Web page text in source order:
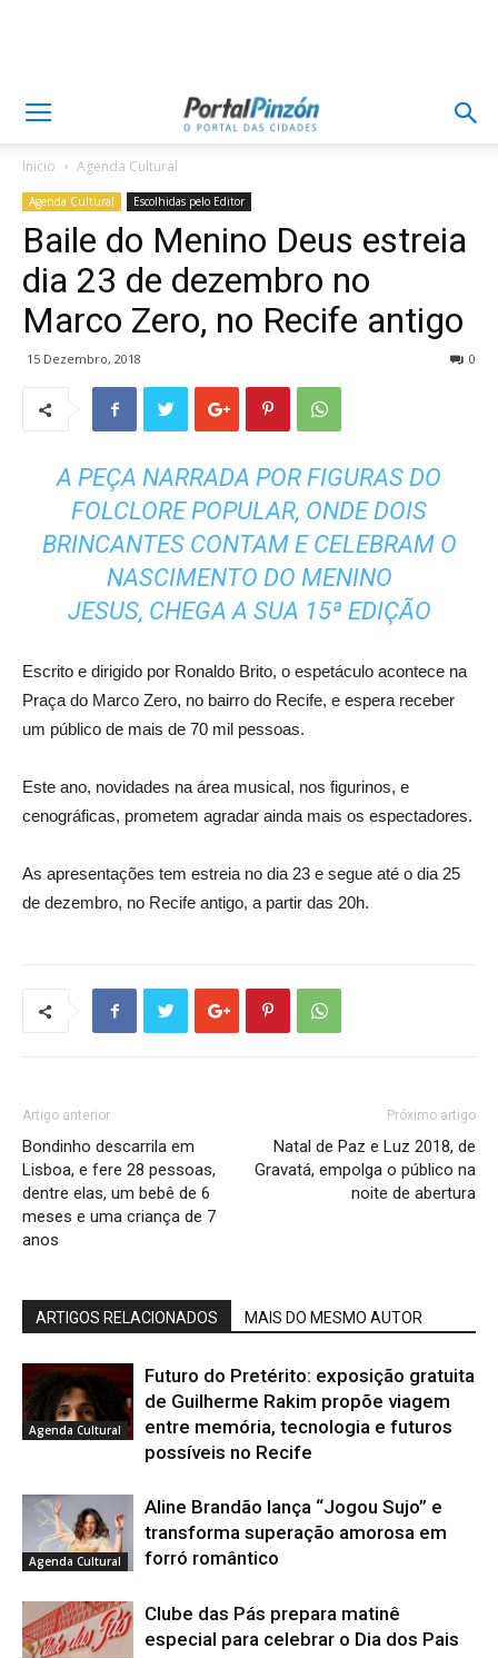
Inicio Agenda Cultural
Agenda Cultural Escolhidas pelo Editor
Baile do Menino Deus estreia
dia 23 de dezembro no
Marco Zero, no Recife antigo
15 Dezembro, 2018 0
A PEÇA NARRADA POR FIGURAS DO
FOLCLORE POPULAR, ONDE DOIS
BRINCANTES CONTAM E CELEBRAM O
NASCIMENTO DO MENINO
JESUS, CHEGA A SUA 15ª EDIÇÃO
Escrito e dirigido por Ronaldo Brito, o espetáculo acontece na
Praça do Marco Zero, no bairro do Recife, e espera receber
um público de mais de 70 mil pessoas.
Este ano, novidades na área musical, nos figurinos, e
cenográficas, prometem agradar ainda mais os espectadores.
As apresentações tem estreia no dia 23 e segue até o dia 25
de dezembro, no Recife antigo, a partir das 20h.
Artigo anterior
Bondinho descarrila em
Lisboa, e fere 28 pessoas,
dentre elas, um bebê de 6
meses e uma criança de 7
anos
Próximo artigo
Natal de Paz e Luz 2018, de
Gravatá, empolga o público na
noite de abertura
ARTIGOS RELACIONADOS MAIS DO MESMO AUTOR
Agenda Cultural
Futuro do Pretérito: exposição gratuita
de Guilherme Rakim propõe viagem
entre memória, tecnologia e futuros
possíveis no Recife
Agenda Cultural
Aline Brandão lança “Jogou Sujo” e
transforma superação amorosa em
forró romântico
Clube das Pás prepara matinê
especial para celebrar o Dia dos Pais